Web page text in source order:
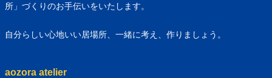
所」づくりのお手伝いをいたします。
自分らしい心地いい居場所、一緒に考え、作りましょう。
aozora atelier